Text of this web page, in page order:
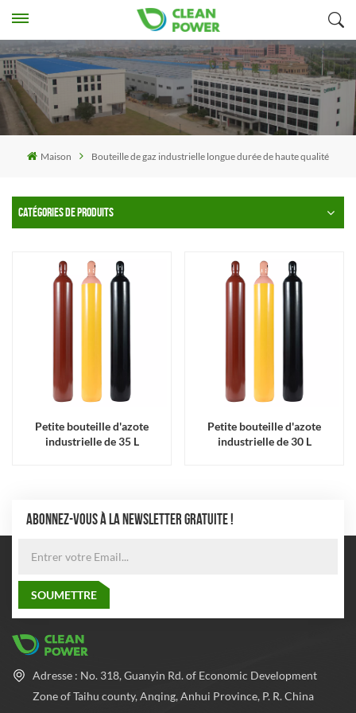
Maison Bouteille de gaz industrielle longue durée de haute qualité
CATÉGORIES DE PRODUITS
Petite bouteille d'azote
industrielle de 35 L
Petite bouteille d'azote
industrielle de 30 L
ABONNEZ-VOUS À LA NEWSLETTER GRATUITE !
Adresse : No. 318, Guanyin Rd. of Economic Development
Zone of Taihu county, Anqing, Anhui Province, P. R. China